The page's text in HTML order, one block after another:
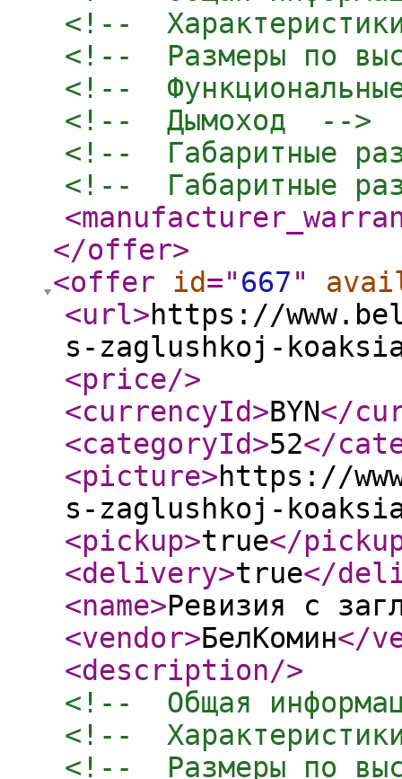
<!--
<!--  Размеры по
<!--
<!--  Дымоход  -->
<!--  Габаритные
<!--  Габаритные
</offer>
<offer
id="667"
<url>https://
s-zaglushkoj-
<price/>
<currencyId>BYN</
<categoryId>52</
<picture>https://
s-zaglushkoj-
<pickup>true</
<delivery>true</
<name>Ревизия с
<vendor>БелКомин</
<description/>
<!--  Общая
<!--
<!--  Размеры по